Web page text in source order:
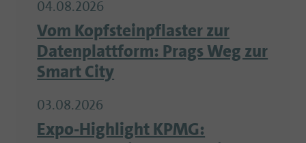
04.08.2026
Vom Kopfsteinpflaster zur
Datenplattform: Prags Weg zur
Smart City
03.08.2026
Expo-Highlight KPMG: